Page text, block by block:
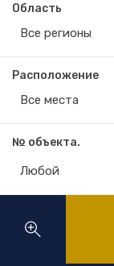
Область
Все регионы
Расположение
Все места
№ объекта.